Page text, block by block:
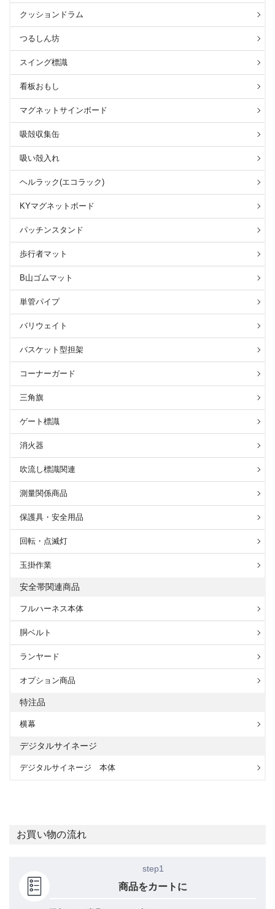
クッションドラム
つるしん坊
スイング標識
看板おもし
マグネットサインボード
吸殻収集缶
吸い殻入れ
ヘルラック(エコラック)
KYマグネットボード
パッチンスタンド
歩行者マット
B山ゴムマット
単管パイプ
バリウェイト
バスケット型担架
コーナーガード
三角旗
ゲート標識
消火器
吹流し標識関連
測量関係商品
保護具・安全用品
回転・点滅灯
玉掛作業
安全帯関連商品
フルハーネス本体
胴ベルト
ランヤード
オプション商品
特注品
横幕
デジタルサイネージ
デジタルサイネージ 本体
お買い物の流れ
step1
商品をカートに